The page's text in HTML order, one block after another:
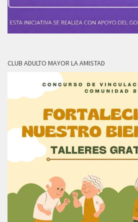
CLUB ADULTO MAYOR LA AMISTAD